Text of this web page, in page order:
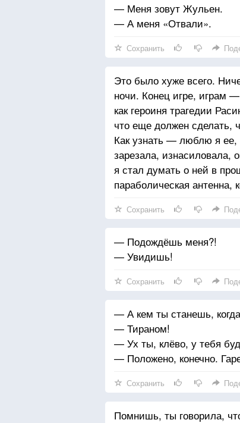
— Меня зовут Жульен.
— А меня «Отвали».
Сохранить
Это было хуже всего.
ночи. Конец игре, играм
как героиня трагедии
что еще должен сделать,
Как узнать — люблю я
зарезала, изнасиловала,
я стал думать о ней в
параболическая антенна,
Сохранить
— Подождёшь меня?!
— Увидишь!
Сохранить
— А кем ты станешь,
— Тираном!
— Ух ты, клёво, у тебя
— Положено, конечно.
Сохранить
Помнишь, ты говорила,